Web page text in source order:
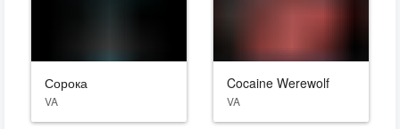
Сорока
VA
Cocaine Werewolf
VA